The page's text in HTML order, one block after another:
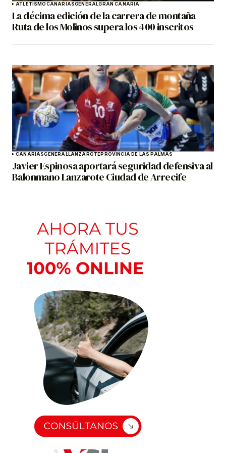
ATLETISMOCANARIASGENERALGRAN CANARIA
La décima edición de la carrera de montaña
Ruta de los Molinos supera los 400 inscritos
CANARIASGENERALLANZAROTEPROVINCIA DE LAS PALMAS
Javier Espinosa aportará seguridad defensiva al
Balonmano Lanzarote Ciudad de Arrecife